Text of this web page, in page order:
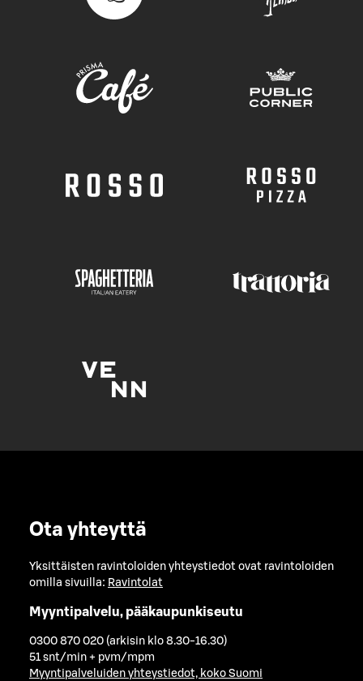
Ota yhteyttä
Yksittäisten ravintoloiden yhteystiedot ovat ravintoloiden
omilla sivuilla: Ravintolat
Myyntipalvelu, pääkaupunkiseutu
0300 870 020 (arkisin klo 8.30-16.30)
51 snt/min + pvm/mpm
Myyntipalveluiden yhteystiedot, koko Suomi